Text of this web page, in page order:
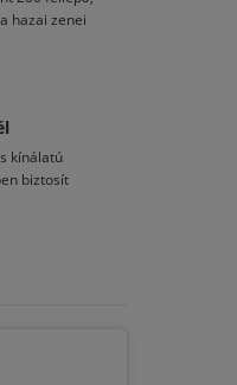
hazai zenei
kínálatú
biztosít